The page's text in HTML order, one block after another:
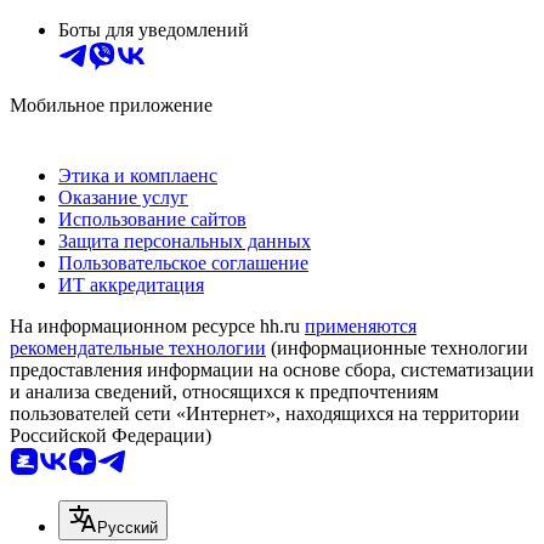
Боты для уведомлений
Мобильное приложение
Этика и комплаенс
Оказание услуг
Использование сайтов
Защита персональных данных
Пользовательское соглашение
ИТ аккредитация
На информационном ресурсе hh.ru применяются
рекомендательные технологии (информационные технологии
предоставления информации на основе сбора, систематизации
и анализа сведений, относящихся к предпочтениям
пользователей сети «Интернет», находящихся на территории
Российской Федерации)
Русский